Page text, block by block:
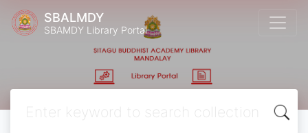
SBALMDY
SBAMDY Library Portal